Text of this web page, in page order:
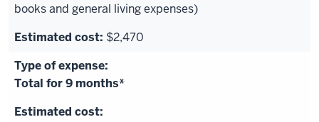
books and general living expenses)
$2,470
Total for 9 months*